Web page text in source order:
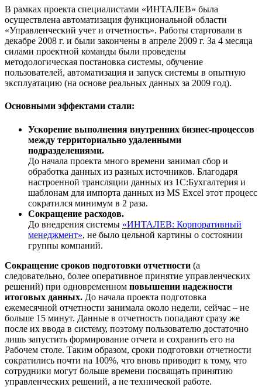
В рамках проекта специалистами «ИНТАЛЕВ» была
осуществлена автоматизация функциональной области
«Управленческий учет и отчетность». Работы стартовали в
декабре 2008 г. и были закончены в апреле 2009 г. За 4 месяца
силами проектной команды были проведены
методологическая постановка системы, обучение
пользователей, автоматизация и запуск системы в опытную
эксплуатацию (на основе реальных данных за 2009 год).
Основными эффектами стали:
Ускорение выполнения внутренних бизнес-процессов
между территориально удаленными
подразделениями.
До начала проекта много времени занимал сбор и
обработка данных из разных источников. Благодаря
настроенной трансляции данных из 1С:Бухгалтерия и
шаблонам для импорта данных из MS Excel этот процесс
сократился минимум в 2 раза.
Сокращение расходов.
До внедрения системы «ИНТАЛЕВ: Корпоративный
менеджмент», не было цельной картины о состоянии
группы компаний.
Сокращение сроков подготовки отчетности (а
следовательно, более оперативное принятие управленческих
решений) при одновременном повышении надежности
итоговых данных. До начала проекта подготовка
ежемесячной отчетности занимала около недели, сейчас – не
больше 15 минут. Данные в отчетность попадают сразу же
после их ввода в систему, поэтому пользователю достаточно
лишь запустить формирование отчета и сохранить его на
Рабочем столе. Таким образом, сроки подготовки отчетности
сократились почти на 100%, что вновь приводит к тому, что
сотрудники могут больше времени посвящать принятию
управленческих решений, а не технической работе.